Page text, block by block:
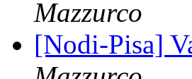
Mazzurco
[Nodi-Pisa]